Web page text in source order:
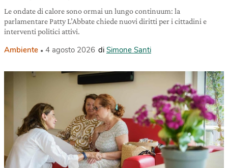
Le ondate di calore sono ormai un lungo continuum: la
parlamentare Patty L’Abbate chiede nuovi diritti per i cittadini e
interventi politici attivi.
Ambiente 4 agosto 2026 di Simone Santi